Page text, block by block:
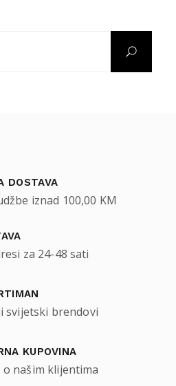
DOSTAVA
iznad 100,00 KM
za 24-48 sati
svijetski brendovi
KUPOVINA
našim klijentima